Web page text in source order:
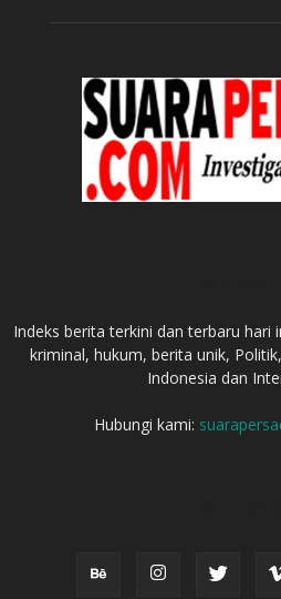
Indeks berita terkini dan terbaru hari
kriminal, hukum, berita unik,
Indonesia dan
Hubungi kami: